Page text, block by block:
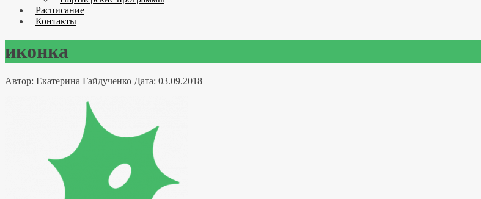
Расписание
Контакты
иконка
Автор: Екатерина Гайдученко Дата: 03.09.2018